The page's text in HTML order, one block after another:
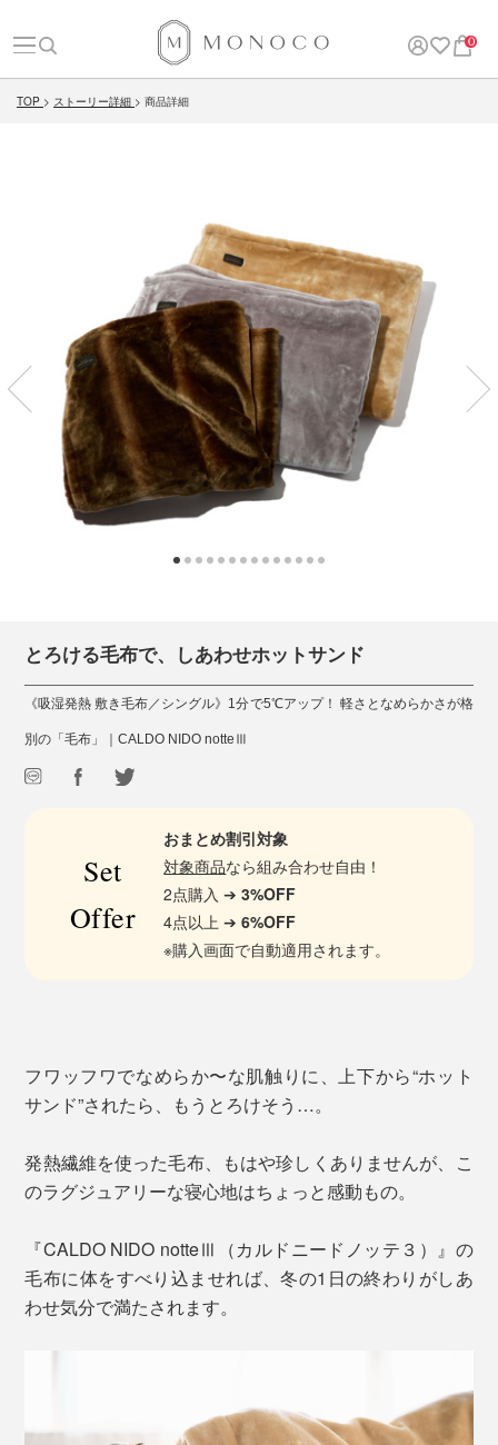
0
TOP ストーリー詳細 商品詳細
とろける毛布で、しあわせホットサンド
《吸湿発熱 敷き毛布／シングル》1分で5℃アップ！ 軽さとなめらかさが格
別の「毛布」｜CALDO NIDO notteⅢ
Set
Offer
おまとめ割引対象
対象商品なら組み合わせ自由！
2点購入 ➔3%OFF
4点以上 ➔6%OFF
※購入画面で自動適用されます。
フワッフワでなめらか〜な肌触りに、上下から“ホット
サンド”されたら、もうとろけそう…。
発熱繊維を使った毛布、もはや珍しくありませんが、こ
のラグジュアリーな寝心地はちょっと感動もの。
『CALDO NIDO notteⅢ（カルドニードノッテ３）』の
毛布に体をすべり込ませれば、冬の1日の終わりがしあ
わせ気分で満たされます。